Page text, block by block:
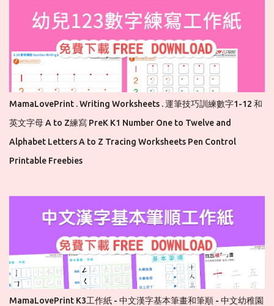
MamaLovePrint . Writing Worksheets . 運筆技巧訓練數字1-12 和
英文字母 A to Z練寫 PreK K1 Number One to Twelve and
Alphabet Letters A to Z Tracing Worksheets Pen Control
Printable Freebies
MamaLovePrint K3工作紙 - 中文漢字基本筆畫和筆順 - 中文幼稚園